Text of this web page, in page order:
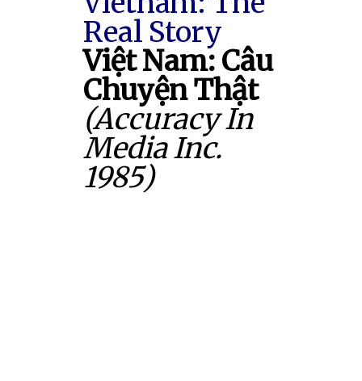
Real Story
Việt Nam: Câu
Chuyện Thật
(Accuracy In
Media Inc.
1985)